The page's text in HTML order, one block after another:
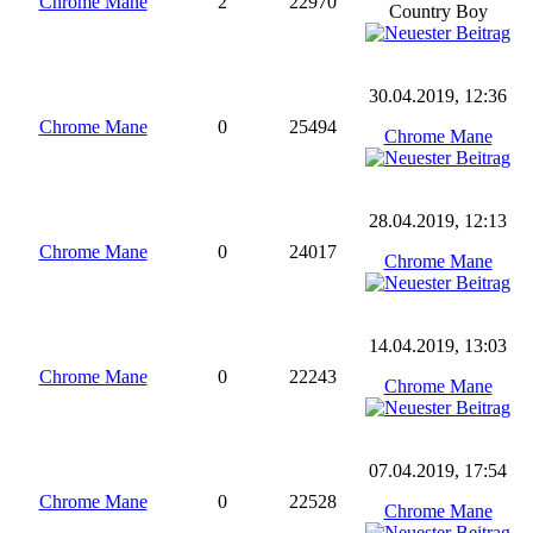
Country Boy
Chrome Mane 0 25494
30.04.2019, 12:36
Chrome Mane
Chrome Mane 0 24017
28.04.2019, 12:13
Chrome Mane
Chrome Mane 0 22243
14.04.2019, 13:03
Chrome Mane
Chrome Mane 0 22528
07.04.2019, 17:54
Chrome Mane